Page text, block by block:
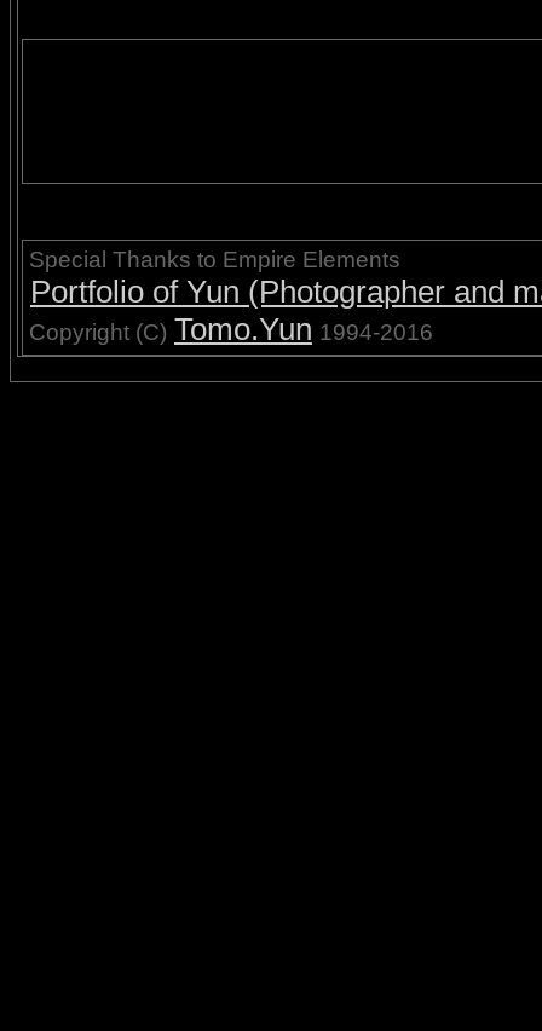
Special Thanks to Empire Elements
Portfolio of Yun (Photographer and
Copyright (C) Tomo.Yun 1994-2016